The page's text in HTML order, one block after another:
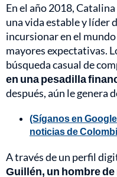
En el año 2018,
una vida estable y líder
incursionar en el
mayores expectativas.
búsqueda casual de
en una pesadilla
después, aún le genera
(Síganos en
noticias de
A través de un perfil
Guillén, un hombre